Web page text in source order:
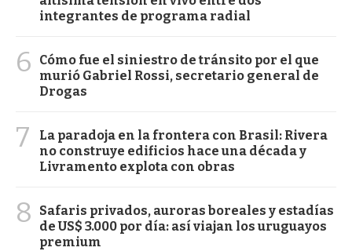
integrantes de programa radial
6
Cómo fue el siniestro de tránsito por el que
murió Gabriel Rossi, secretario general de
Drogas
7
La paradoja en la frontera con Brasil: Rivera
no construye edificios hace una década y
Livramento explota con obras
8
Safaris privados, auroras boreales y estadías
de US$ 3.000 por día: así viajan los uruguayos
premium